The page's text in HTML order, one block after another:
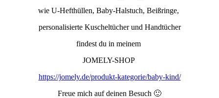
wie U-Hefthüllen, Baby-Halstuch, Beißringe,
personalisierte Kuscheltücher und Handtücher
findest du in meinem
JOMELY-SHOP
https://jomely.de/produkt-kategorie/baby-kind/
Freue mich auf deinen Besuch 🙂